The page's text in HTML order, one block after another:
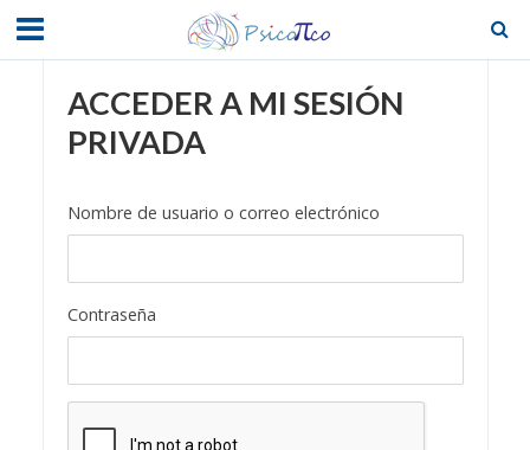
ACCEDER A MI SESIÓN
PRIVADA
Nombre de usuario o correo electrónico
Contraseña